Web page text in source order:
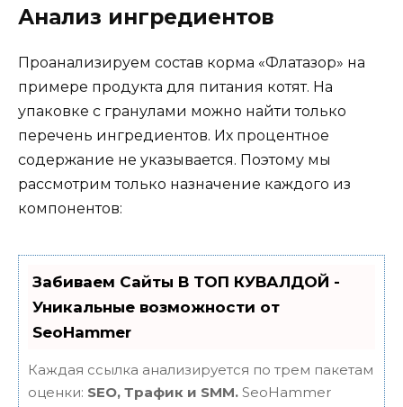
Анализ ингредиентов
Проанализируем состав корма «Флатазор» на
примере продукта для питания котят. На
упаковке с гранулами можно найти только
перечень ингредиентов. Их процентное
содержание не указывается. Поэтому мы
рассмотрим только назначение каждого из
компонентов:
Забиваем Сайты В ТОП КУВАЛДОЙ -
Уникальные возможности от
SeoHammer
Каждая ссылка анализируется по трем пакетам
оценки: SEO, Трафик и SMM. SeoHammer